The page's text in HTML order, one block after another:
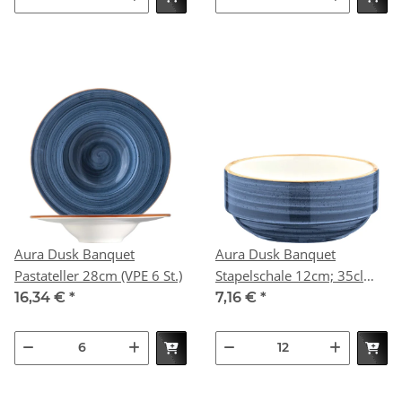
Aura Dusk Banquet
Pastateller 28cm (VPE 6 St.)
16,34 € *
Aura Dusk Banquet
Stapelschale 12cm; 35cl
(VPE 12 St.)
7,16 € *